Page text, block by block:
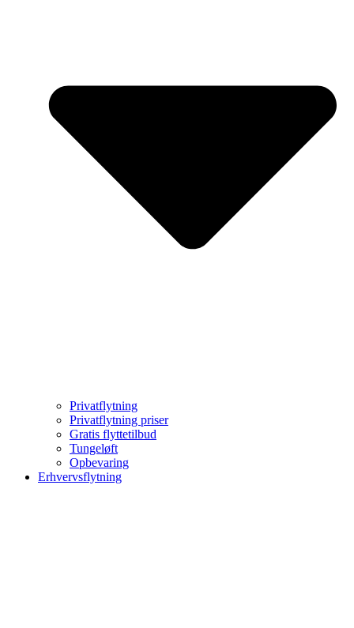
Privatflytning
Privatflytning priser
Gratis flyttetilbud
Tungeløft
Opbevaring
Erhvervsflytning